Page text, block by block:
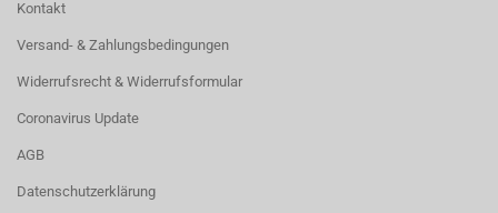
Kontakt
Versand- & Zahlungsbedingungen
Widerrufsrecht & Widerrufsformular
Coronavirus Update
AGB
Datenschutzerklärung